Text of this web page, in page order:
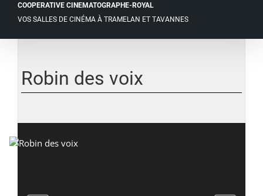
COOPERATIVE CINEMATOGRAPHE-ROYAL
VOS SALLES DE CINÉMA À TRAMELAN ET TAVANNES
agrandie
Robin des voix